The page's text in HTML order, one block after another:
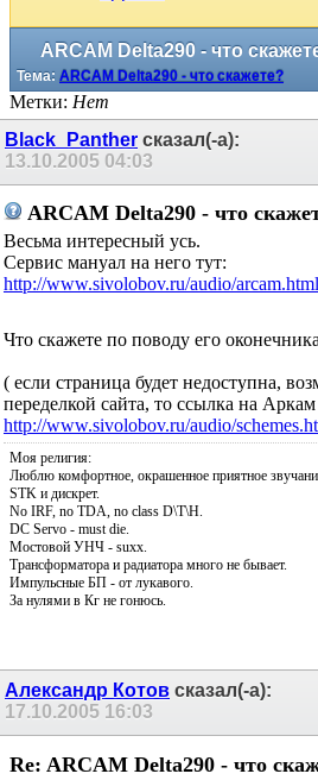
ARCAM Delta290 - что
Тема: ARCAM Delta290 - что скажете?
Метки: Нет
Black_Pantherсказал(-а):
13.10.200504:03
ARCAM Delta290 - что
Весьма интересный усь.
Сервис мануал на него тут:
http://www.sivolobov.ru/audio/arcam.html
Что скажете по поводу его
( если страница будет недоступна,
переделкой сайта, то ссылка на
http://www.sivolobov.ru/audio/
Моя религия:
Люблю комфортное, окрашенное приятное
STK и дискрет.
No IRF, no TDA, no class D\T\H.
DC Servo - must die.
Мостовой УНЧ - suxx.
Трансформатора и радиатора много не бывает.
Импульсные БП - от лукавого.
За нулями в Кг не гонюсь.
Александр Котовсказал(-а):
17.10.200516:03
Re: ARCAM Delta290 - что